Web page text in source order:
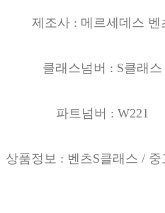
제조사 : 메르세데스 벤
클래스넘버 : S클래스
파트넘버 : W221
상품정보 : 벤츠S클래스 / 중